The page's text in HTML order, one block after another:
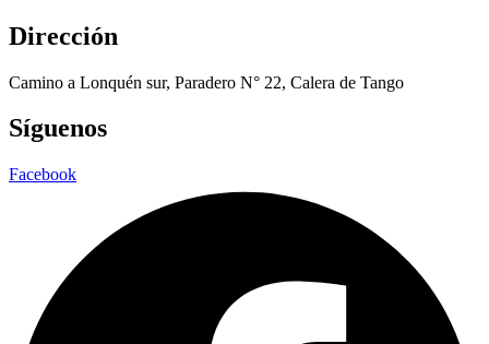
Dirección
Camino a Lonquén sur, Paradero N° 22, Calera de Tango
Síguenos
Facebook